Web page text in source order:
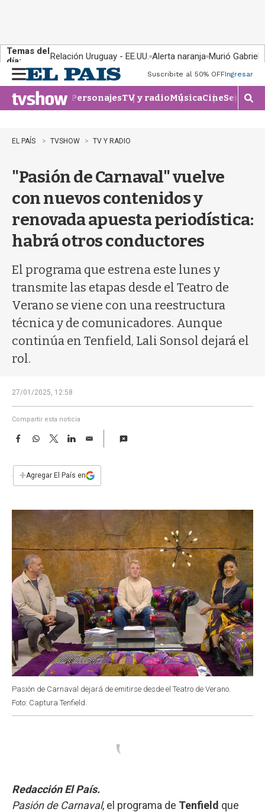
Temas del
día:
Relación Uruguay - EE.UU. Alerta naranja Murió Gabriel
n
u
Suscribite al 50% OFFIngresar
PersonajesTV y radioMúsicaCineSeries
M
o
q
EL PAÍS TVSHOW TV Y RADIO
"Pasión de Carnaval" vuelve
con nuevos contenidos y
renovada apuesta periodística:
habrá otros conductores
El programa que estrena este lunes y
transmite las etapas desde el Teatro de
Verano se viene con una reestructura
técnica y de comunicadores. Aunque
continúa en Tenfield, Lali Sonsol dejará el
rol.
27/01/2025, 12:58
Compartir esta noticia
F
e
b
k
W
s
T
w
t
L
n
E
i
l
+Agregar El País en
Pasión de Carnaval dejará de emitirse desde el Teatro de Verano.
Foto: Captura Tenfield.
Redacción El País.
Pasión de Carnaval, el programa de Tenfield que